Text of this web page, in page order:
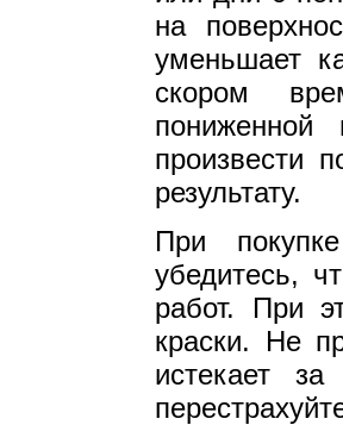
на
уменьшает
скором
пониженной
произвести
результату.
При
убедитесь,
работ. При
краски. Не
истекает